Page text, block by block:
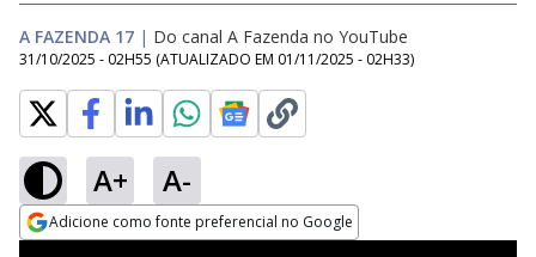
A FAZENDA 17 | Do canal A Fazenda no YouTube
31/10/2025 - 02H55 (ATUALIZADO EM 01/11/2025 - 02H33)
A+ A-
Adicione como fonte preferencial no Google